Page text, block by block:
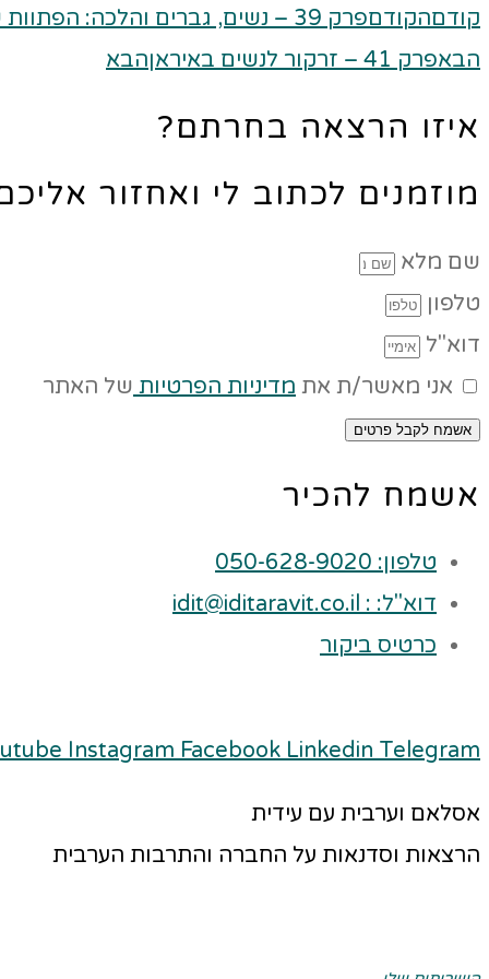
קודםהקודםפרק 39 – נשים, גברים והלכה: הפתוות שמעצבות את חיי היומיום
הבאפרק 41 – זרקור לנשים באיראן הבא
איזו הרצאה בחרתם?
מוזמנים לכתוב לי ואחזור
שם מלא
טלפון
דוא"ל
אני מאשר/ת את מדיניות הפרטיות של האתר
אשמח לקבל פרטים
אשמח להכיר
טלפון: 050-628-9020
דוא"ל: : idit@iditaravit.co.il
כרטיס ביקור
Instagram Facebook Linkedin Telegram
אסלאם וערבית עם עידית
הרצאות וסדנאות על החברה והתרבות הערבית